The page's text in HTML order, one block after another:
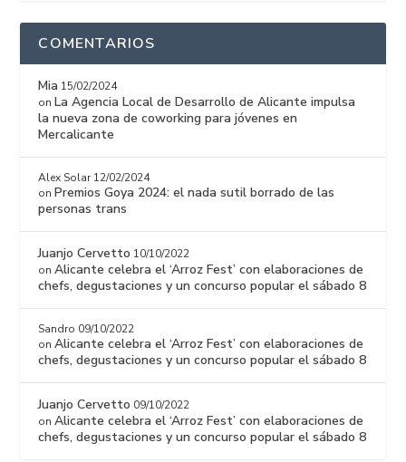
COMENTARIOS
Mia 15/02/2024
on La Agencia Local de Desarrollo de Alicante impulsa
la nueva zona de coworking para jóvenes en
Mercalicante
Alex Solar 12/02/2024
on Premios Goya 2024: el nada sutil borrado de las
personas trans
Juanjo Cervetto 10/10/2022
onAlicante celebra el ‘Arroz Fest’ con elaboraciones de
chefs, degustaciones y un concurso popular el sábado 8
Sandro 09/10/2022
onAlicante celebra el ‘Arroz Fest’ con elaboraciones de
chefs, degustaciones y un concurso popular el sábado 8
Juanjo Cervetto 09/10/2022
onAlicante celebra el ‘Arroz Fest’ con elaboraciones de
chefs, degustaciones y un concurso popular el sábado 8